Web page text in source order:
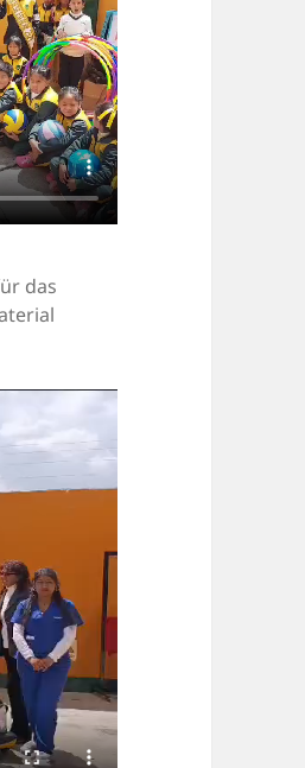
das